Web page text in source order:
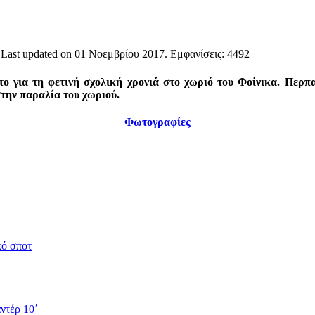
updated on 01 Νοεμβρίου 2017. Εμφανίσεις: 4492
τη φετινή σχολική χρονιά στο χωριό του Φοίνικα.
παραλία του χωριού.
Φωτογραφίες
σποτ
10΄